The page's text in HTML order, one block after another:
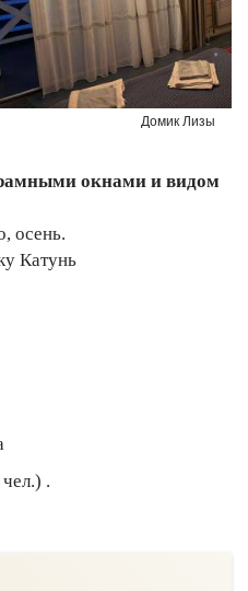
Домик Лизы
окнами и видом
осень.
Катунь
.